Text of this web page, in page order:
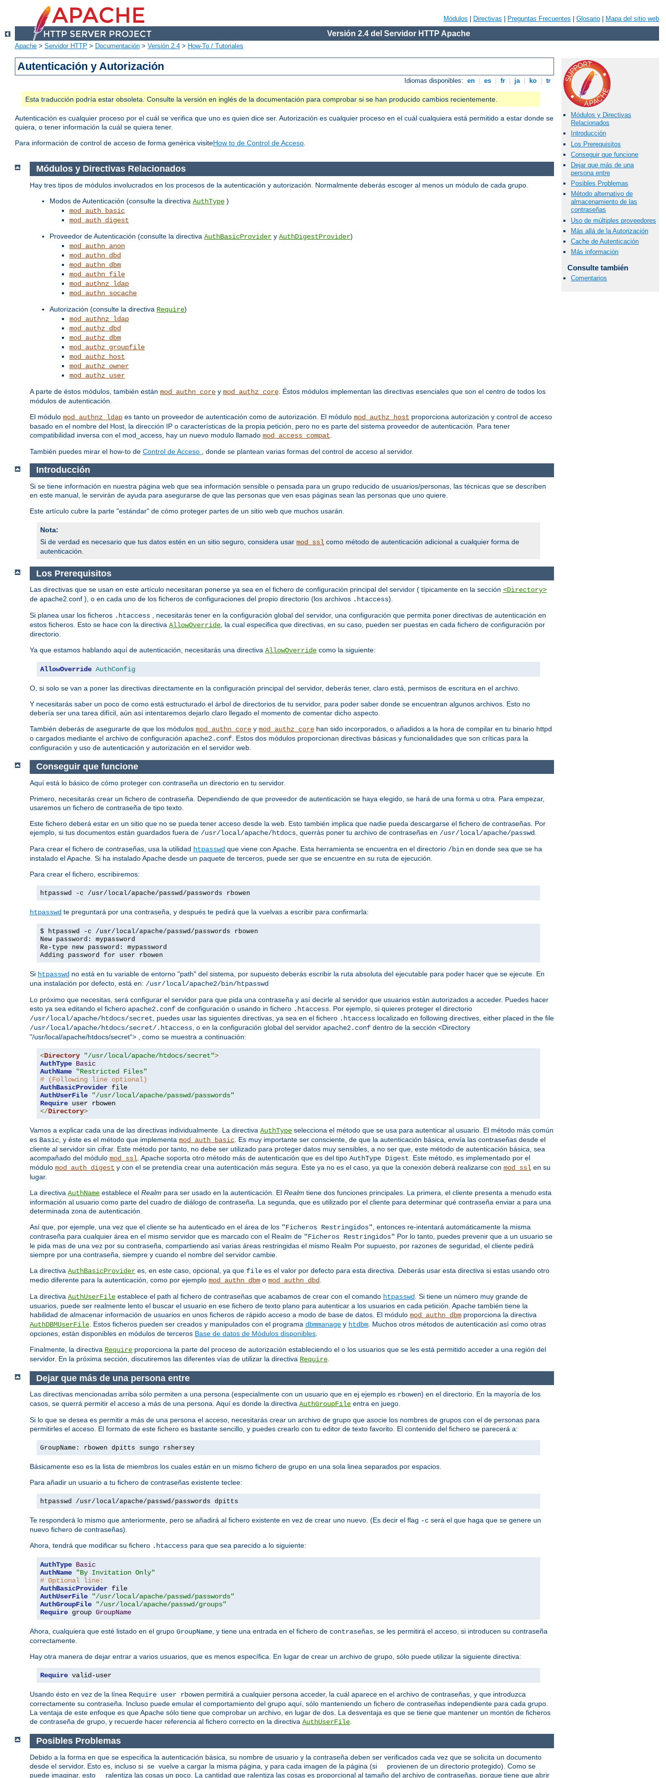
Módulos Directivas Preguntas Frecuentes Glosario Mapa del sitio web
Versión 2.4 del Servidor HTTP Apache
Apache > Servidor HTTP > Documentación > Versión 2.4 > How-To / Tutoriales
Autenticación y Autorización
Idiomas disponibles: en es fr ja ko tr
Esta traducción podría estar obsoleta. Consulte la versión en inglés de la documentación para comprobar si se han producido cambios recientemente.
Autenticación es cualquier proceso por el cuál se verifica que uno es quien dice ser. Autorización es cualquier proceso en el cuál cualquiera está permitido a estar donde se
quiera, o tener información la cuál se quiera tener.
Para información de control de acceso de forma genérica visiteHow to de Control de Acceso.
Módulos y Directivas
Relacionados
Introducción
Los Prerequisitos
Conseguir que funcione
Dejar que más de una
persona entre
Posibles Problemas
Método alternativo de
almacenamiento de las
contraseñas
Uso de múltiples proveedores
Más allá de la Autorización
Cache de Autenticación
Más información
Consulte también
Comentarios
Módulos y Directivas Relacionados
Hay tres tipos de módulos involucrados en los procesos de la autenticación y autorización. Normalmente deberás escoger al menos un módulo de cada grupo.
Modos de Autenticación (consulte la directiva AuthType )
mod_auth_basic
mod_auth_digest
Proveedor de Autenticación (consulte la directiva AuthBasicProvider y AuthDigestProvider)
mod_authn_anon
mod_authn_dbd
mod_authn_dbm
mod_authn_file
mod_authnz_ldap
mod_authn_socache
Autorización (consulte la directiva Require)
mod_authnz_ldap
mod_authz_dbd
mod_authz_dbm
mod_authz_groupfile
mod_authz_host
mod_authz_owner
mod_authz_user
A parte de éstos módulos, también están mod_authn_core y mod_authz_core . Éstos módulos implementan las directivas esenciales que son el centro de todos los
módulos de autenticación.
El módulo mod_authnz_ldap es tanto un proveedor de autenticación como de autorización. El módulo mod_authz_host proporciona autorización y control de acceso
basado en el nombre del Host, la dirección IP o características de la propia petición, pero no es parte del sistema proveedor de autenticación. Para tener
compatibilidad inversa con el mod_access, hay un nuevo modulo llamado mod_access_compat
También puedes mirar el how-to de Control de Acceso , donde se plantean varias formas del control de acceso al servidor.
Introducción
Si se tiene información en nuestra página web que sea información sensible o pensada para un grupo reducido de usuarios/personas, las técnicas que se describen
en este manual, le servirán de ayuda para asegurarse de que las personas que ven esas páginas sean las personas que uno quiere.
Este artículo cubre la parte "estándar" de cómo proteger partes de un sitio web que muchos usarán.
Nota:
Si de verdad es necesario que tus datos estén en un sitio seguro, considera usar mod_ssl como método de autenticación adicional a cualquier forma de
autenticación.
Los Prerequisitos
Las directivas que se usan en este artículo necesitaran ponerse ya sea en el fichero de configuración principal del servidor ( típicamente en la sección <Directory>
de apache2.conf ), o en cada uno de los ficheros de configuraciones del propio directorio (los archivos .htaccess).
Si planea usar los ficheros .htaccess , necesitarás tener en la configuración global del servidor, una configuración que permita poner directivas de autenticación en
estos ficheros. Esto se hace con la directiva AllowOverride, la cual especifica que directivas, en su caso, pueden ser puestas en cada fichero de configuración por
directorio.
Ya que estamos hablando aquí de autenticación, necesitarás una directiva AllowOverride como la siguiente:
AllowOverride AuthConfig
O, si solo se van a poner las directivas directamente en la configuración principal del servidor, deberás tener, claro está, permisos de escritura en el archivo.
Y necesitarás saber un poco de como está estructurado el árbol de directorios de tu servidor, para poder saber donde se encuentran algunos archivos. Esto no
debería ser una tarea difícil, aún así intentaremos dejarlo claro llegado el momento de comentar dicho aspecto.
También deberás de asegurarte de que los módulos mod_authn_core y mod_authz_core han sido incorporados, o añadidos a la hora de compilar en tu binario httpd
o cargados mediante el archivo de configuración apache2.conf. Estos dos módulos proporcionan directivas básicas y funcionalidades que son críticas para la
configuración y uso de autenticación y autorización en el servidor web.
Conseguir que funcione
Aquí está lo básico de cómo proteger con contraseña un directorio en tu servidor.
Primero, necesitarás crear un fichero de contraseña. Dependiendo de que proveedor de autenticación se haya elegido, se hará de una forma u otra. Para empezar,
usaremos un fichero de contraseña de tipo texto.
Este fichero deberá estar en un sitio que no se pueda tener acceso desde la web. Esto también implica que nadie pueda descargarse el fichero de contraseñas. Por
ejemplo, si tus documentos están guardados fuera de /usr/local/apache/htdocs , querrás poner tu archivo de contraseñas en /usr/local/apache/passwd
Para crear el fichero de contraseñas, usa la utilidad htpasswd que viene con Apache. Esta herramienta se encuentra en el directorio /bin en donde sea que se ha
instalado el Apache. Si ha instalado Apache desde un paquete de terceros, puede ser que se encuentre en su ruta de ejecución.
Para crear el fichero, escribiremos:
htpasswd -c /usr/local/apache/passwd/passwords rbowen
htpasswd te preguntará por una contraseña, y después te pedirá que la vuelvas a escribir para confirmarla:
$ htpasswd -c /usr/local/apache/passwd/passwords rbowen
New password: mypassword
Re-type new password: mypassword
Adding password for user rbowen
Si htpasswd no está en tu variable de entorno "path" del sistema, por supuesto deberás escribir la ruta absoluta del ejecutable para poder hacer que se ejecute. En
una instalación por defecto, está en: /usr/local/apache2/bin/htpasswd
Lo próximo que necesitas, será configurar el servidor para que pida una contraseña y así decirle al servidor que usuarios están autorizados a acceder. Puedes hacer
esto ya sea editando el fichero apache2.conf de configuración o usando in fichero .htaccess . Por ejemplo, si quieres proteger el directorio
/usr/local/apache/htdocs/secret , puedes usar las siguientes directivas, ya sea en el fichero .htaccess localizado en following directives, either placed in the file
/usr/local/apache/htdocs/secret/.htaccess , o en la configuración global del servidor apache2.conf dentro de la sección <Directory
"/usr/local/apache/htdocs/secret"> , como se muestra a continuación:
<Directory "/usr/local/apache/htdocs/secret">
AuthType Basic
AuthName
"Restricted Files"
# (Following line optional)
AuthBasicProvider
AuthUserFile
"/usr/local/apache/passwd/passwords"
Require
</Directory>
Vamos a explicar cada una de las directivas individualmente. La directiva AuthType selecciona el método que se usa para autenticar al usuario. El método más común
es Basic , y éste es el método que implementa mod_auth_basic . Es muy importante ser consciente, de que la autenticación básica, envía las contraseñas desde el
cliente al servidor sin cifrar. Este método por tanto, no debe ser utilizado para proteger datos muy sensibles, a no ser que, este método de autenticación básica, sea
acompañado del módulo mod_ssl . Apache soporta otro método más de autenticación que es del tipo AuthType Digest . Este método, es implementado por el
módulo mod_auth_digest y con el se pretendía crear una autenticación más segura. Este ya no es el caso, ya que la conexión deberá realizarse con mod_ssl en su
lugar.
La directiva AuthName establece el Realm para ser usado en la autenticación. El Realm tiene dos funciones principales. La primera, el cliente presenta a menudo esta
información al usuario como parte del cuadro de diálogo de contraseña. La segunda, que es utilizado por el cliente para determinar qué contraseña enviar a para una
determinada zona de autenticación.
Así que, por ejemple, una vez que el cliente se ha autenticado en el área de los "Ficheros Restringidos" , entonces re-intentará automáticamente la misma
contraseña para cualquier área en el mismo servidor que es marcado con el Realm de "Ficheros Restringidos" Por lo tanto, puedes prevenir que a un usuario se
le pida mas de una vez por su contraseña, compartiendo así varias áreas restringidas el mismo Realm Por supuesto, por razones de seguridad, el cliente pedirá
siempre por una contraseña, siempre y cuando el nombre del servidor cambie.
La directiva AuthBasicProvider es, en este caso, opcional, ya que file es el valor por defecto para esta directiva. Deberás usar esta directiva si estas usando otro
medio diferente para la autenticación, como por ejemplo mod_authn_dbm o mod_authn_dbd
La directiva AuthUserFile establece el path al fichero de contraseñas que acabamos de crear con el comando htpasswd
. Si tiene un número muy grande de
usuarios, puede ser realmente lento el buscar el usuario en ese fichero de texto plano para autenticar a los usuarios en cada petición. Apache también tiene la
habilidad de almacenar información de usuarios en unos ficheros de rápido acceso a modo de base de datos. El módulo mod_authn_dbm proporciona la directiva
AuthDBMUserFile . Estos ficheros pueden ser creados y manipulados con el programa dbmmanage y htdbm . Muchos otros métodos de autenticación así como otras
opciones, están disponibles en módulos de terceros Base de datos de Módulos disponibles
Finalmente, la directiva Require proporciona la parte del proceso de autorización estableciendo el o los usuarios que se les está permitido acceder a una región del
servidor. En la próxima sección, discutiremos las diferentes vías de utilizar la directiva Require
Dejar que más de una persona entre
Las directivas mencionadas arriba sólo permiten a una persona (especialmente con un usuario que en ej ejemplo es rbowen) en el directorio. En la mayoría de los
casos, se querrá permitir el acceso a más de una persona. Aquí es donde la directiva AuthGroupFile entra en juego.
Si lo que se desea es permitir a más de una persona el acceso, necesitarás crear un archivo de grupo que asocie los nombres de grupos con el de personas para
permitirles el acceso. El formato de este fichero es bastante sencillo, y puedes crearlo con tu editor de texto favorito. El contenido del fichero se parecerá a:
GroupName: rbowen dpitts sungo rshersey
Básicamente eso es la lista de miembros los cuales están en un mismo fichero de grupo en una sola linea separados por espacios.
Para añadir un usuario a tu fichero de contraseñas existente teclee:
htpasswd /usr/local/apache/passwd/passwords dpitts
Te responderá lo mismo que anteriormente, pero se añadirá al fichero existente en vez de crear uno nuevo. (Es decir el flag -c será el que haga que se genere un
nuevo fichero de contraseñas).
Ahora, tendrá que modificar su fichero .htaccess para que sea parecido a lo siguiente:
AuthType Basic
AuthName
"By Invitation Only"
# Optional line:
AuthBasicProvider
AuthUserFile
"/usr/local/apache/passwd/passwords"
AuthGroupFile
"/usr/local/apache/passwd/groups"
Require group GroupName
Ahora, cualquiera que esté listado en el grupo GroupName, y tiene una entrada en el fichero de contraseñas, se les permitirá el acceso, si introducen su contraseña
correctamente.
Hay otra manera de dejar entrar a varios usuarios, que es menos específica. En lugar de crear un archivo de grupo, sólo puede utilizar la siguiente directiva:
Require valid-user
Usando ésto en vez de la línea Require user rbowen permitirá a cualquier persona acceder, la cuál aparece en el archivo de contraseñas, y que introduzca
correctamente su contraseña. Incluso puede emular el comportamiento del grupo aquí, sólo manteniendo un fichero de contraseñas independiente para cada grupo.
La ventaja de este enfoque es que Apache sólo tiene que comprobar un archivo, en lugar de dos. La desventaja es que se tiene que mantener un montón de ficheros
de contraseña de grupo, y recuerde hacer referencia al fichero correcto en la directiva AuthUserFile.
Posibles Problemas
Debido a la forma en que se especifica la autenticación básica, su nombre de usuario y la contraseña deben ser verificados cada vez que se solicita un documento
desde el servidor. Esto es, incluso si se vuelve a cargar la misma página, y para cada imagen de la página (si provienen de un directorio protegido). Como se
puede imaginar, esto ralentiza las cosas un poco. La cantidad que ralentiza las cosas es proporcional al tamaño del archivo de contraseñas, porque tiene que abrir